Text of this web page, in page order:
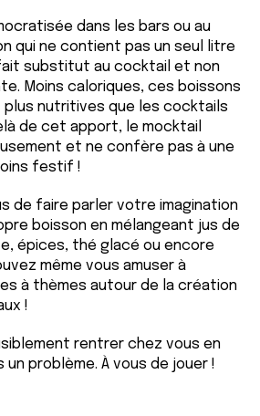
dans les bars ou au
qui ne contient pas un seul litre
substitut au cocktail et non
Moins caloriques, ces boissons
nutritives que les cocktails
de cet apport, le mocktail
et ne confère pas à une
festif !
de faire parler votre imagination
boisson en mélangeant jus de
épices, thé glacé ou encore
même vous amuser à
à thèmes autour de la création
!
rentrer chez vous en
problème. À vous de jouer !